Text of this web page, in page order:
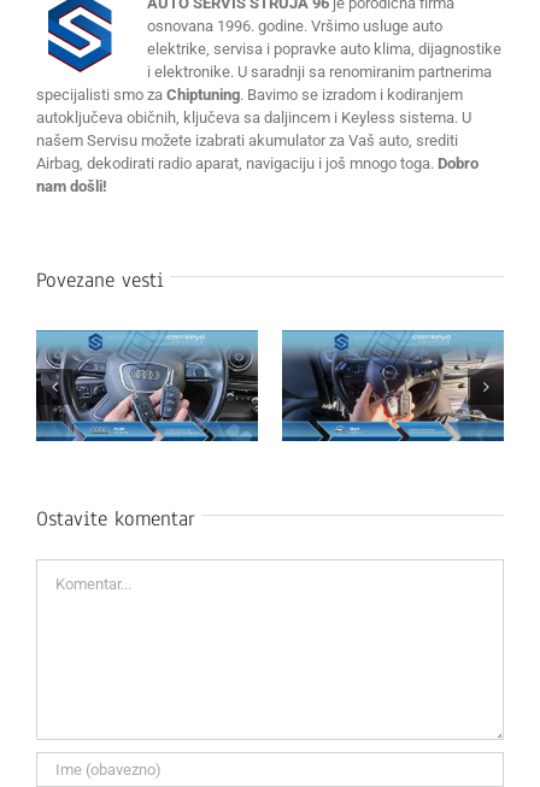
osnovana 1996. godine. Vršimo usluge auto
elektrike, servisa i popravke auto klima, dijagnostike
i elektronike. U saradnji sa renomiranim partnerima
specijalisti smo za Chiptuning. Bavimo se izradom i kodiranjem
autoključeva običnih, ključeva sa daljincem i Keyless sistema. U
našem Servisu možete izabrati akumulator za Vaš auto, srediti
Airbag, dekodirati radio aparat, navigaciju i još mnogo toga. Dobro
nam došli!
Povezane vesti
Ostavite komentar